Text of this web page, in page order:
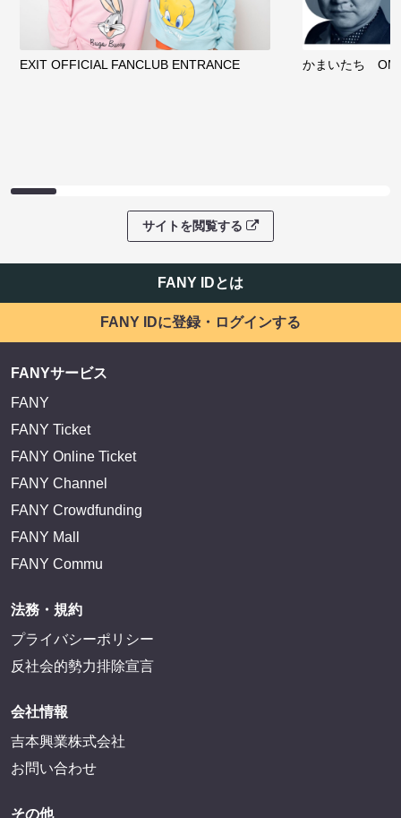
EXIT OFFICIAL FANCLUB ENTRANCE かまいたち
サイトを閲覧する
FANY IDとは
FANY IDに登録・ログインする
FANYサービス
FANY
FANY Ticket
FANY Online Ticket
FANY Channel
FANY Crowdfunding
FANY Mall
FANY Commu
法務・規約
プライバシーポリシー
反社会的勢力排除宣言
会社情報
吉本興業株式会社
お問い合わせ
その他